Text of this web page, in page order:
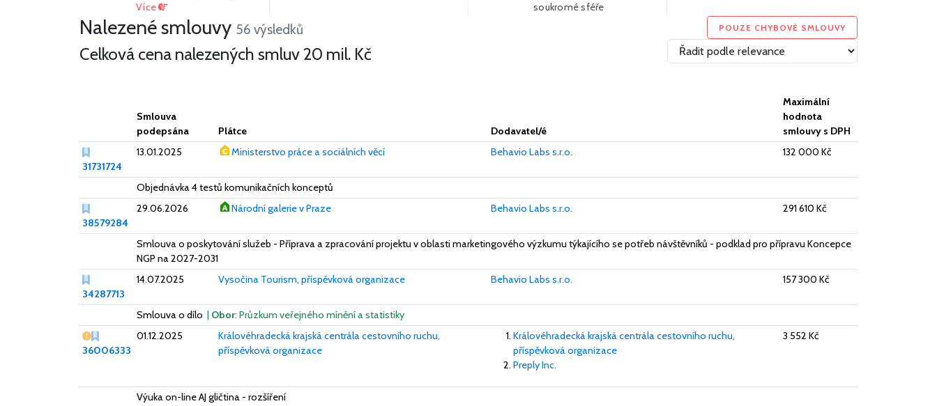
Více
soukromé sféře
Nalezené smlouvy 56 výsledků
Celková cena nalezených smluv 20 mil. Kč
POUZE CHYBOVÉ SMLOUVY
Smlouva
podepsána
Plátce Dodavatel/é
Maximální
hodnota
smlouvy s DPH
31731724
13.01.2025 Ministerstvo práce a sociálních věcí Behavio Labs s.r.o. 132 000 Kč
Objednávka 4 testů komunikačních konceptů
38579284
29.06.2026 Národní galerie v Praze Behavio Labs s.r.o. 291 610 Kč
Smlouva o poskytování služeb - Příprava a zpracování projektu v oblasti marketingového výzkumu týkajícího se potřeb návštěvníků - podklad pro přípravu Koncepce
NGP na 2027-2031
34287713
14.07.2025 Vysočina Tourism, příspěvková organizace Behavio Labs s.r.o. 157 300 Kč
Smlouva o dílo | Obor: Průzkum veřejného mínění a statistiky
Vážný nedostatek
36006333
01.12.2025
Královéhradecká krajská centrála cestovního ruchu,
příspěvková organizace
Královéhradecká krajská centrála cestovního ruchu,
příspěvková organizace
Preply Inc.
3 552 Kč
Výuka on-line AJ gličtina - rozšíření